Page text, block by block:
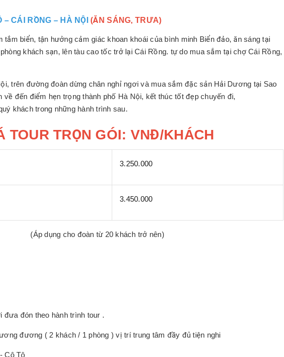
CÁI RỒNG – HÀ NỘI (ĂN SÁNG, TRƯA)
tắm biển, tận hưởng cảm giác khoan khoái của bình minh Biển đảo, ăn sáng tại
khách sạn, lên tàu cao tốc trở lại Cái Rồng. tự do mua sắm tại chợ Cái Rồng,
trên đường đoàn dừng chân nghỉ ngơi và mua sắm đặc sản Hải Dương tại Sao
đến điểm hẹn trọng thành phố Hà Nội, kết thúc tốt đẹp chuyến đi,
khách trong những hành trình sau.
TOUR TRỌN GÓI: VNĐ/KHÁCH
3.250.000
3.450.000
(Áp dụng cho đoàn từ 20 khách trở nên)
đón theo hành trình tour .
đương ( 2 khách / 1 phòng ) vị trí trung tâm đầy đủ tiện nghi
Cô Tô